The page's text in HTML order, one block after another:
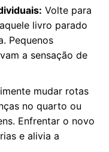
Volte para
livro parado
Pequenos
a sensação de
mudar rotas
no quarto ou
Enfrentar o novo
e alivia a